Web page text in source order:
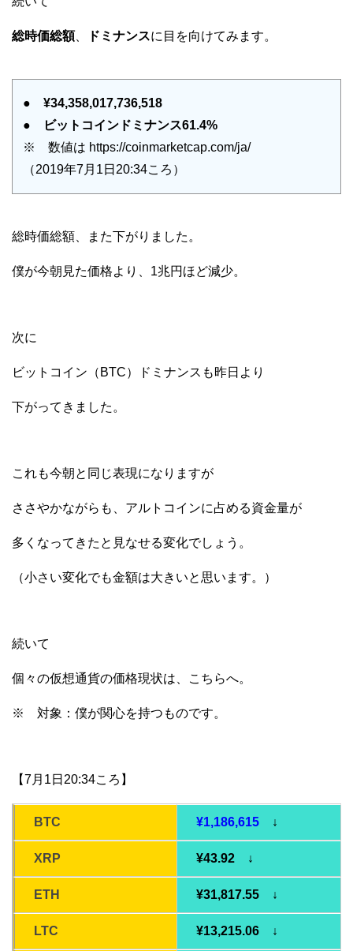
総時価総額、 ドミナンスに目を向けてみます。
● ¥34,358,017,736,518
●
ビットコインドミナンス61.4%
※ 数値は https://coinmarketcap.com/ja/
（2019年7月1日20:34ころ）
総時価総額、また下がりました。
僕が今朝見た価格より、1兆円ほど減少。
次に
ビットコイン（BTC）ドミナンスも昨日より
下がってきました。
これも今朝と同じ表現になりますが
ささやかながらも、アルトコインに占める資金量が
多くなってきたと見なせる変化でしょう。
（小さい変化でも金額は大きいと思います。）
続いて
個々の仮想通貨の価格現状は、こちらへ。
※ 対象：僕が関心を持つものです。
【7月1日20:34ころ】
BTC ¥1,186,615 ↓
XRP ¥43.92 ↓
ETH ¥31,817.55 ↓
LTC ¥13,215.06 ↓